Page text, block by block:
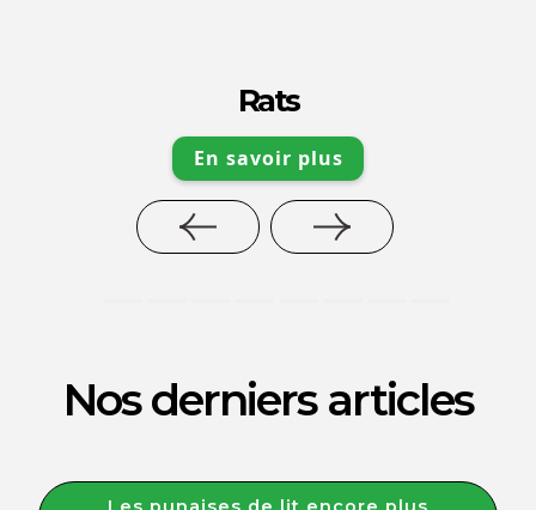
Rats
En savoir plus
Nos derniers articles